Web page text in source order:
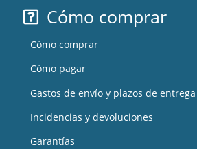
Cómo comprar
Cómo comprar
Cómo pagar
Gastos de envío y plazos de entrega
Incidencias y devoluciones
Garantías